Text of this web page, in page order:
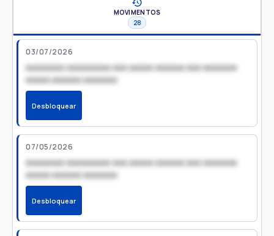
MOVIMENTOS
28
03/07/2026
xxxxxxxx xxxxxxxxx xxx xxxxx xxxxxx xxx xxxxxxx
xxxxx xxxxxx xxxxxxx
Desbloquear
07/05/2026
xxxxxxxx xxxxxxxxx xxx xxxxx xxxxxx xxx xxxxxxx
xxxxx xxxxxx xxxxxxx
Desbloquear